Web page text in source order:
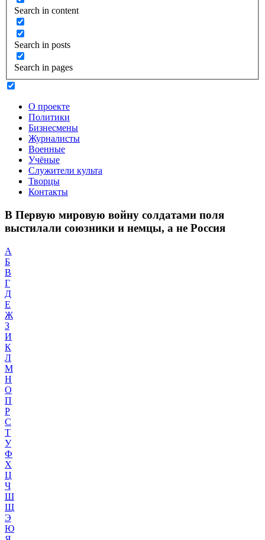
Search in content
Search in posts
Search in pages
О проекте
Политики
Бизнесмены
Журналисты
Военные
Учёные
Служители культа
Творцы
Контакты
В Первую мировую войну солдатами поля
выстилали союзники и немцы, а не Россия
А
Б
В
Г
Д
Е
Ж
З
И
К
Л
М
Н
О
П
Р
С
Т
У
Ф
Х
Ц
Ч
Ш
Щ
Э
Ю